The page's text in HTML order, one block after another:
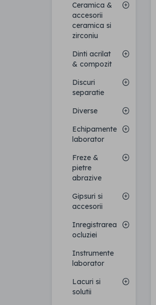
Ceramica &
accesorii
ceramica si
zirconiu
Dinti acrilat
& compozit
Discuri
separatie
Diverse
Echipamente
laborator
Freze &
pietre
abrazive
Gipsuri si
accesorii
Inregistrarea
ocluziei
Instrumente
laborator
Lacuri si
solutii